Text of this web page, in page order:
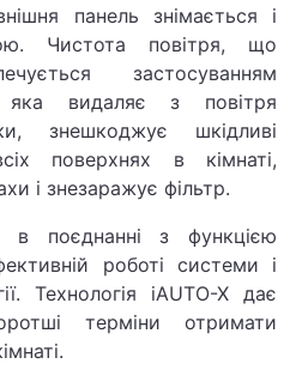
панель знімається і
Чистота повітря, що
застосуванням
яка видаляє з повітря
знешкоджує шкідливі
поверхнях в кімнаті,
і знезаражує фільтр.
в поєднанні з функцією
роботі системи і
Технологія iAUTO-X дає
терміни отримати